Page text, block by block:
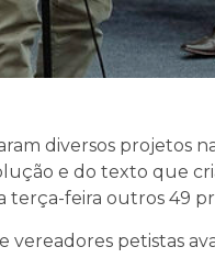
diversos projetos
e do texto que
terça-feira outros 49
vereadores petistas